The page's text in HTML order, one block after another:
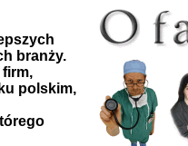
branży.
polskim,